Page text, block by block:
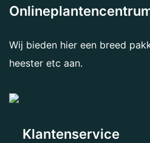
Wij bieden hier een breed
heester etc aan.
Klantenservice